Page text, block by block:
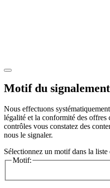
Motif du signalement
Nous effectuons
légalité et la conformité des offres
contrôles vous constatez des
nous le signaler.
Sélectionnez un motif dans la liste
Motif: